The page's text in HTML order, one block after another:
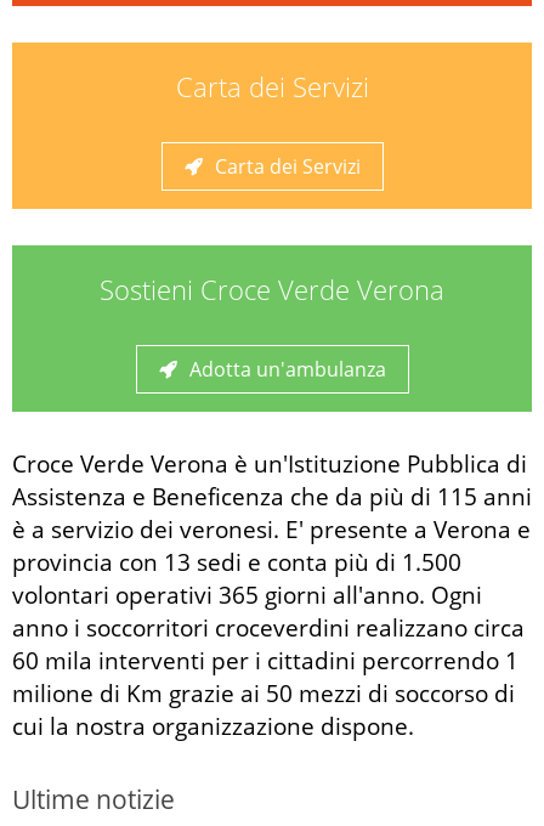
Carta dei Servizi
Carta dei Servizi
Sostieni Croce Verde Verona
Adotta un'ambulanza
Croce Verde Verona è un'Istituzione Pubblica di
Assistenza e Beneficenza che da più di 115 anni
è a servizio dei veronesi. E' presente a Verona e
provincia con 13 sedi e conta più di 1.500
volontari operativi 365 giorni all'anno. Ogni
anno i soccorritori croceverdini realizzano circa
60 mila interventi per i cittadini percorrendo 1
milione di Km grazie ai 50 mezzi di soccorso di
cui la nostra organizzazione dispone.
Ultime notizie